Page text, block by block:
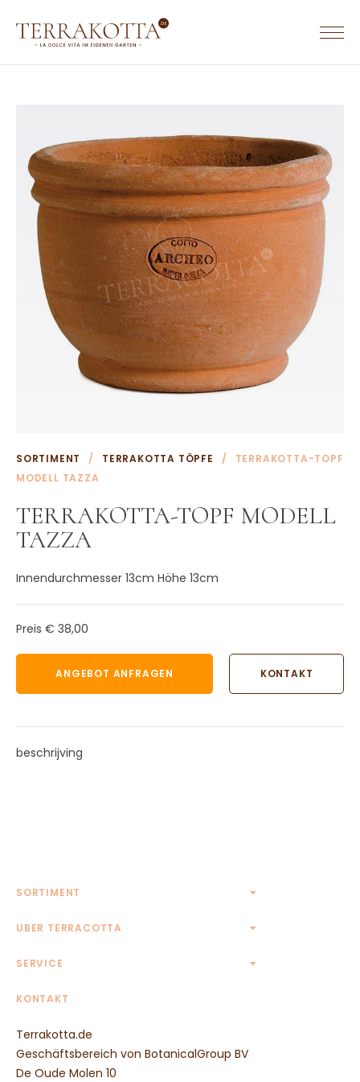
TERRACOTTA WERKGEBIEDEN & WEBSITES
TERRACOTTA.BE
SORTIMENT
Terrakotta Töpfe
Terrakotta Krüge
Eckige Terrakotta Töpfe
Rechteckige Terrakotta Töpfe
Ovale Terrakotta Töpfe
Untersetzer aus Terrakotta
Wandreliefs aus Terrakotta
Tierfiguren aus Terrakotta
Säulen aus Terrakotta
Weitere Terrakotta Töpfe
Wasserornamente aus Terrakotta
KONTAKT
SORTIMENT / TERRAKOTTA TÖPFE /
TERRAKOTTA-TOPF
MODELL TAZZA
TERRAKOTTA-TOPF MODELL
TAZZA
Innendurchmesser 13cm Höhe 13cm
Preis € 38,00
ANGEBOT ANFRAGEN KONTAKT
beschrijving
SORTIMENT
Terrakotta Töpfe
Eckige Terrakotta Töpfe
Ovale Terrakotta Töpfe
UBER TERRACOTTA
Kontakt
SERVICE
AGB
Zahlungsmethoden
Transportpreise
KONTAKT
Terrakotta.de
Geschäftsbereich von BotanicalGroup BV
De Oude Molen 10